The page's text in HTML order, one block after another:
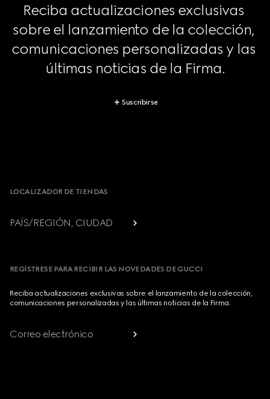
Reciba actualizaciones exclusivas
sobre el lanzamiento de la colección,
comunicaciones personalizadas y las
últimas noticias de la Firma.
Suscribirse
LOCALIZADOR DE TIENDAS
PAÍS/REGIÓN, CIUDAD
REGÍSTRESE PARA RECIBIR LAS NOVEDADES DE GUCCI
Reciba actualizaciones exclusivas sobre el lanzamiento de la colección,
comunicaciones personalizadas y las últimas noticias de la Firma.
Correo electrónico